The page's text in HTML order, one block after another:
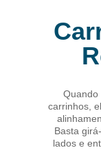
Quando
carrinhos,
Basta
lados e